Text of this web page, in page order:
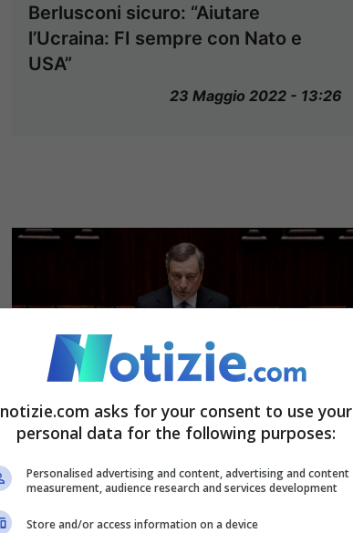
Berlusconi sicuro: “Aiutare
l’Ucraina: FI sempre con Nato e
USA”
23 Maggio 2022 - 13:26
Pnrr, Ue in pressing sull’Italia: fondi
a rischio?
23 Maggio 2022 - 12:26
notizie.com asks for your consent to use your
personal data for the following purposes:
Personalised advertising and content, advertising and content
measurement, audience research and services development
Store and/or access information on a device